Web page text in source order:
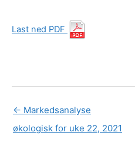
Last ned PDF
← Markedsanalyse
økologisk for uke 22, 2021